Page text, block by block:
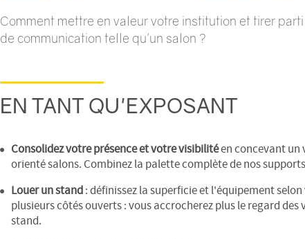
Comment mettre en valeur votre institution et tirer
de communication telle qu'un salon ?
EN TANT QU'EXPOSANT
Consolidez votre présence et votre visibilitéen concevant un
orienté salons. Combinez la palette complète de nos
Louer un stand: définissez la superficie et l'équipement
plusieurs côtés ouverts : vous accrocherez plus le regard
stand.